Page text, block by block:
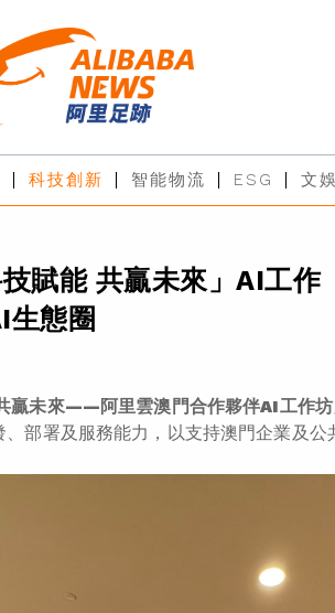
科技創新 智能物流 ESG 文
賦能 共贏未來」AI工作
生態圈
贏未來——阿里雲澳門合作夥伴AI工作坊
部署及服務能力，以支持澳門企業及公